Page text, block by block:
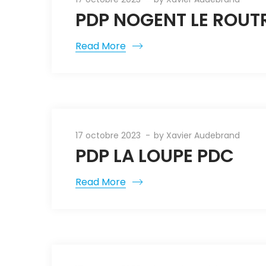
PDP NOGENT LE
Read More
17 octobre 2023 by Xavier Audebrand
PDP LA LOUPE PDC
Read More